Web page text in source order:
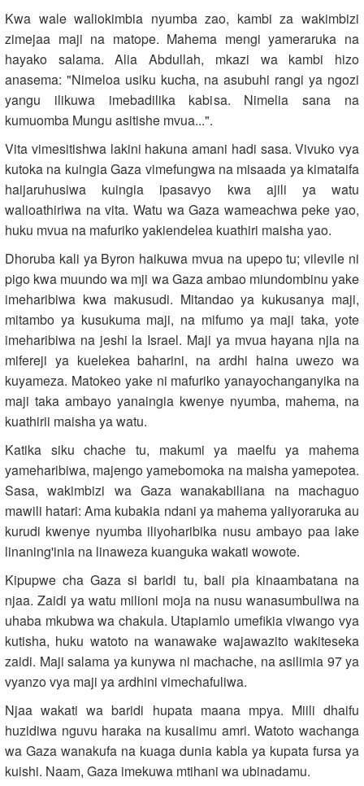
Kwa wale waliokimbia nyumba zao, kambi za wakimbizi
zimejaa maji na matope. Mahema mengi yameraruka na
hayako salama. Alia Abdullah, mkazi wa kambi hizo
anasema: "Nimeloa usiku kucha, na asubuhi rangi ya ngozi
yangu ilikuwa imebadilika kabisa. Nimelia sana na
kumuomba Mungu asitishe mvua...".
Vita vimesitishwa lakini hakuna amani hadi sasa. Vivuko vya
kutoka na kuingia Gaza vimefungwa na misaada ya kimataifa
haijaruhusiwa kuingia ipasavyo kwa ajili ya watu
walioathiriwa na vita. Watu wa Gaza wameachwa peke yao,
huku mvua na mafuriko yakiendelea kuathiri maisha yao.
Dhoruba kali ya Byron haikuwa mvua na upepo tu; vilevile ni
pigo kwa muundo wa mji wa Gaza ambao miundombinu yake
imeharibiwa kwa makusudi. Mitandao ya kukusanya maji,
mitambo ya kusukuma maji, na mifumo ya maji taka, yote
imeharibiwa na jeshi la Israel. Maji ya mvua hayana njia na
mifereji ya kuelekea baharini, na ardhi haina uwezo wa
kuyameza. Matokeo yake ni mafuriko yanayochanganyika na
maji taka ambayo yanaingia kwenye nyumba, mahema, na
kuathirii maisha ya watu.
Katika siku chache tu, makumi ya maelfu ya mahema
yameharibiwa, majengo yamebomoka na maisha yamepotea.
Sasa, wakimbizi wa Gaza wanakabiliana na machaguo
mawili hatari: Ama kubakia ndani ya mahema yaliyoraruka au
kurudi kwenye nyumba iliyoharibika nusu ambayo paa lake
linaning'inia na linaweza kuanguka wakati wowote.
Kipupwe cha Gaza si baridi tu, bali pia kinaambatana na
njaa. Zaidi ya watu milioni moja na nusu wanasumbuliwa na
uhaba mkubwa wa chakula. Utapiamlo umefikia viwango vya
kutisha, huku watoto na wanawake wajawazito wakiteseka
zaidi. Maji salama ya kunywa ni machache, na asilimia 97 ya
vyanzo vya maji ya ardhini vimechafuliwa.
Njaa wakati wa baridi hupata maana mpya. Miili dhaifu
huzidiwa nguvu haraka na kusalimu amri. Watoto wachanga
wa Gaza wanakufa na kuaga dunia kabla ya kupata fursa ya
kuishi. Naam, Gaza imekuwa mtihani wa ubinadamu.